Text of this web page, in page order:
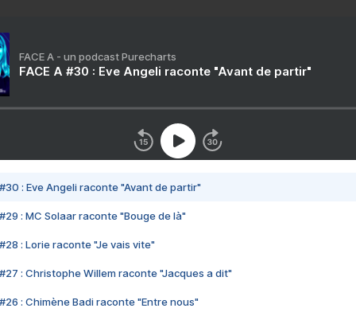
FACE A - un podcast Purecharts
FACE A #30 : Eve Angeli raconte "Avant de partir"
#30 : Eve Angeli raconte "Avant de partir"
#29 : MC Solaar raconte "Bouge de là"
#28 : Lorie raconte "Je vais vite"
#27 : Christophe Willem raconte "Jacques a dit"
#26 : Chimène Badi raconte "Entre nous"